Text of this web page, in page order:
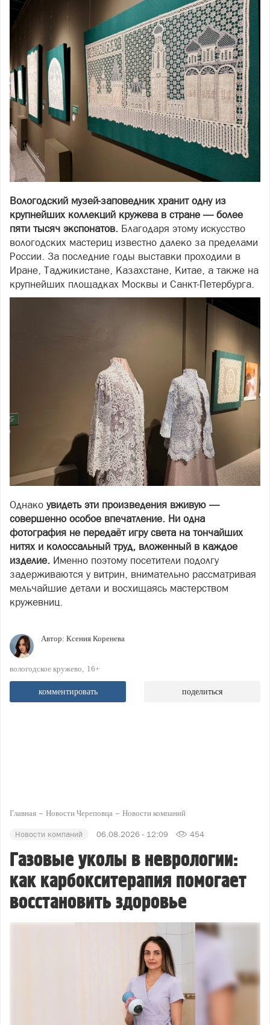
Вологодский музей-заповедник хранит одну из
крупнейших коллекций кружева в стране — более
пяти тысяч экспонатов. Благодаря этому искусство
вологодских мастериц известно далеко за пределами
России. За последние годы выставки проходили в
Иране, Таджикистане, Казахстане, Китае, а также на
крупнейших площадках Москвы и Санкт-Петербурга.
Однако увидеть эти произведения вживую —
совершенно особое впечатление. Ни одна
фотография не передаёт игру света на тончайших
нитях и колоссальный труд, вложенный в каждое
изделие. Именно поэтому посетители подолгу
задерживаются у витрин, внимательно рассматривая
мельчайшие детали и восхищаясь мастерством
кружевниц.
Автор: Ксения Коренева
вологодское кружево 16+
комментировать поделиться
Главная Новости Череповца Новости компаний
Новости компаний 06.08.2026 - 12:09 454
Газовые уколы в неврологии:
как карбокситерапия помогает
восстановить здоровье